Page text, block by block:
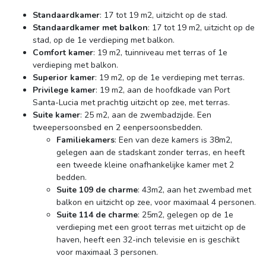
Standaardkamer: 17 tot 19 m2, uitzicht op de stad.
Standaardkamer met balkon: 17 tot 19 m2, uitzicht op de
stad, op de 1e verdieping met balkon.
Comfort kamer: 19 m2, tuinniveau met terras of 1e
verdieping met balkon.
Superior kamer: 19 m2, op de 1e verdieping met terras.
Privilege kamer: 19 m2, aan de hoofdkade van Port
Santa-Lucia met prachtig uitzicht op zee, met terras.
Suite kamer: 25 m2, aan de zwembadzijde. Een
tweepersoonsbed en 2 eenpersoonsbedden.
Familiekamers: Een van deze kamers is 38m2,
gelegen aan de stadskant zonder terras, en heeft
een tweede kleine onafhankelijke kamer met 2
bedden.
Suite 109 de charme: 43m2, aan het zwembad met
balkon en uitzicht op zee, voor maximaal 4 personen.
Suite 114 de charme: 25m2, gelegen op de 1e
verdieping met een groot terras met uitzicht op de
haven, heeft een 32-inch televisie en is geschikt
voor maximaal 3 personen.